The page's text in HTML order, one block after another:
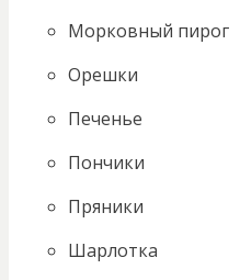
Морковный пирог
Орешки
Печенье
Пончики
Пряники
Шарлотка